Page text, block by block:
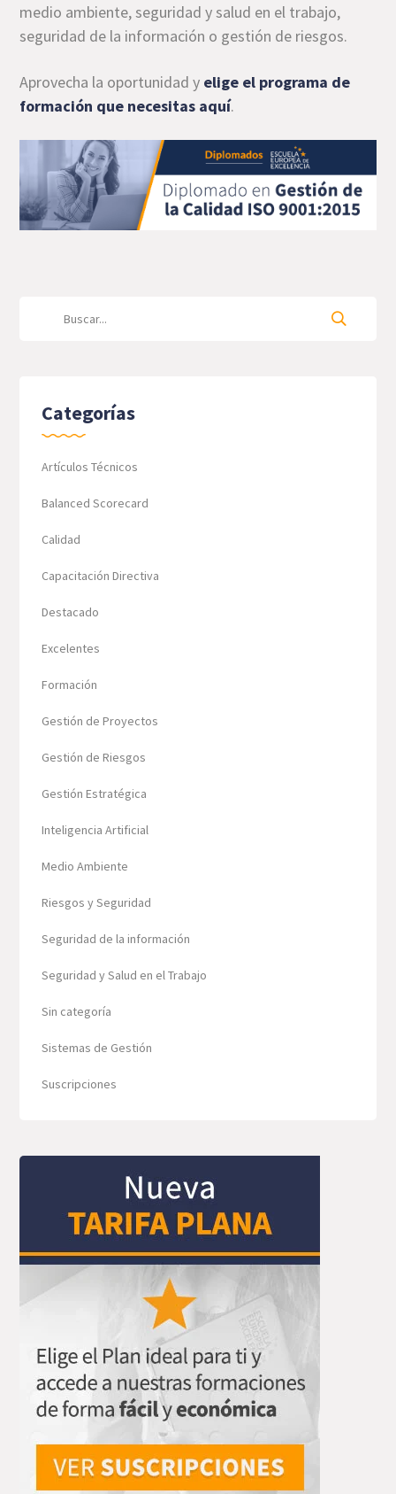
medio ambiente, seguridad y salud en el trabajo,
seguridad de la información o gestión de riesgos.
Aprovecha la oportunidad y elige el programa de
formación que necesitas aquí.
Categorías
Artículos Técnicos
Balanced Scorecard
Calidad
Capacitación Directiva
Destacado
Excelentes
Formación
Gestión de Proyectos
Gestión de Riesgos
Gestión Estratégica
Inteligencia Artificial
Medio Ambiente
Riesgos y Seguridad
Seguridad de la información
Seguridad y Salud en el Trabajo
Sin categoría
Sistemas de Gestión
Suscripciones